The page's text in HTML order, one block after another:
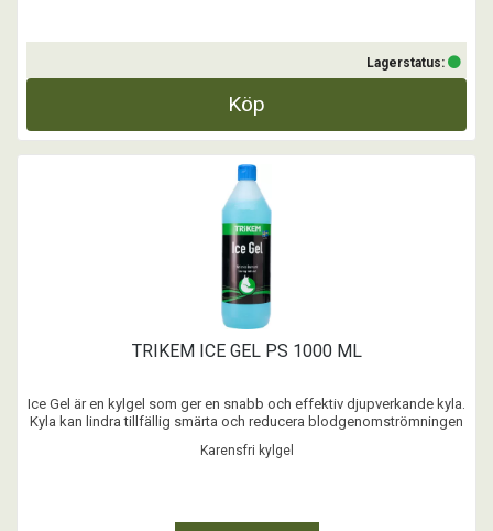
Lagerstatus:
Köp
TRIKEM ICE GEL PS 1000 ML
Ice Gel är en kylgel som ger en snabb och effektiv djupverkande kyla.
Kyla kan lindra tillfällig smärta och reducera blodgenomströmningen
Ice Gel kan användas på inflammerade områden, svullnader, efter
Karensfri kylgel